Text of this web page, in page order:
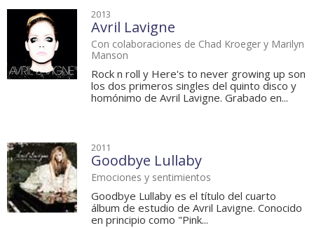
2013
Avril Lavigne
Con colaboraciones de Chad Kroeger y Marilyn
Manson
Rock n roll y Here's to never growing up son
los dos primeros singles del quinto disco y
homónimo de Avril Lavigne. Grabado en...
2011
Goodbye Lullaby
Emociones y sentimientos
Goodbye Lullaby es el título del cuarto
álbum de estudio de Avril Lavigne. Conocido
en principio como "Pink...